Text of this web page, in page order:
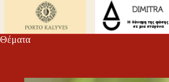
Θέματα